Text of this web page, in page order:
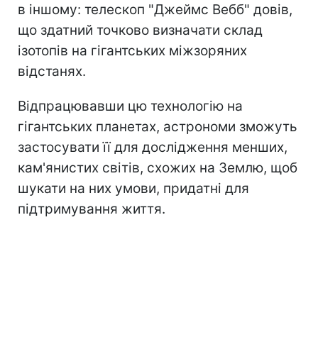
в іншому: телескоп "Джеймс Вебб" довів,
що здатний точково визначати склад
ізотопів на гігантських міжзоряних
відстанях.
Відпрацювавши цю технологію на
гігантських планетах, астрономи зможуть
застосувати її для дослідження менших,
кам'янистих світів, схожих на Землю, щоб
шукати на них умови, придатні для
підтримування життя.